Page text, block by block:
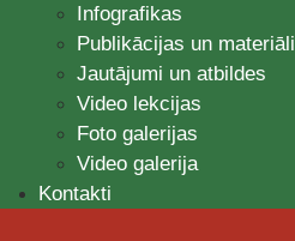
Infografikas
Publikācijas un materiāli
Jautājumi un atbildes
Video lekcijas
Foto galerijas
Video galerija
Kontakti